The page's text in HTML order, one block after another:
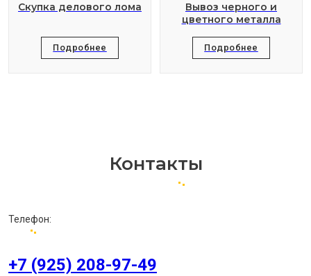
Скупка делового лома
Подробнее
Вывоз черного и
цветного металла
Подробнее
Контакты
Телефон:
+7 (925) 208-97-49